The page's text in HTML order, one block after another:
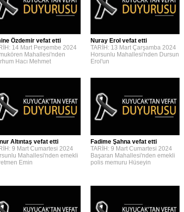
Özdemir vefat etti
14 Mart Perşembe 2024
Mahallesi'nden
Hacı Mehmet
Nuray Erol vefat etti
TARİH: 13 Mart Çarşamba 2024
Horsunlu Mahallesi'nden Dursun
Erol'un
Altıntaş vefat etti
9 Mart Cumartesi 2024
Mahallesi'nden emekli
Emin
Fadime Şahna vefat etti
TARİH: 9 Mart Cumartesi 2024
Başaran Mahallesi'nden emekli
polis memuru Hüseyin